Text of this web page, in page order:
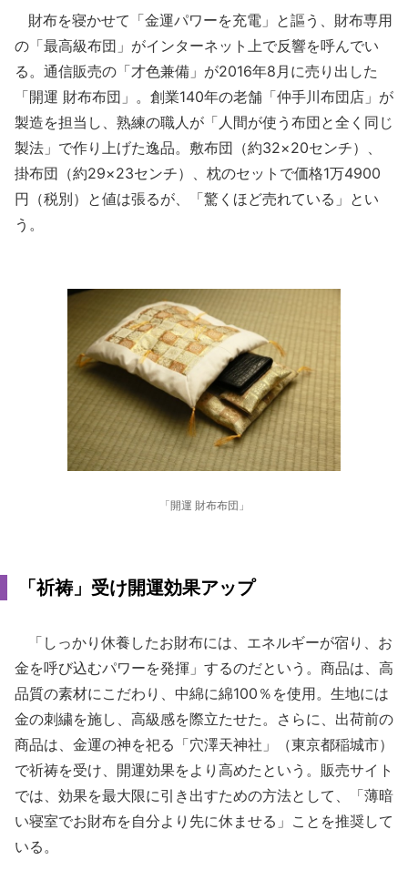
財布を寝かせて「金運パワーを充電」と謳う、財布専用
の「最高級布団」がインターネット上で反響を呼んでい
る。通信販売の「才色兼備」が2016年8月に売り出した
「開運 財布布団」。創業140年の老舗「仲手川布団店」が
製造を担当し、熟練の職人が「人間が使う布団と全く同じ
製法」で作り上げた逸品。敷布団（約32×20センチ）、
掛布団（約29×23センチ）、枕のセットで価格1万4900
円（税別）と値は張るが、「驚くほど売れている」とい
う。
「開運 財布布団」
「祈祷」受け開運効果アップ
「しっかり休養したお財布には、エネルギーが宿り、お
金を呼び込むパワーを発揮」するのだという。商品は、高
品質の素材にこだわり、中綿に綿100％を使用。生地には
金の刺繍を施し、高級感を際立たせた。さらに、出荷前の
商品は、金運の神を祀る「穴澤天神社」（東京都稲城市）
で祈祷を受け、開運効果をより高めたという。販売サイト
では、効果を最大限に引き出すための方法として、「薄暗
い寝室でお財布を自分より先に休ませる」ことを推奨して
いる。